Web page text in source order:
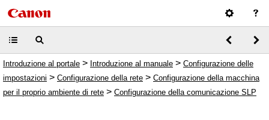
Introduzione al portale > Introduzione al manuale > Configurazione delle
impostazioni > Configurazione della rete > Configurazione della macchina
per il proprio ambiente di rete > Configurazione della comunicazione SLP